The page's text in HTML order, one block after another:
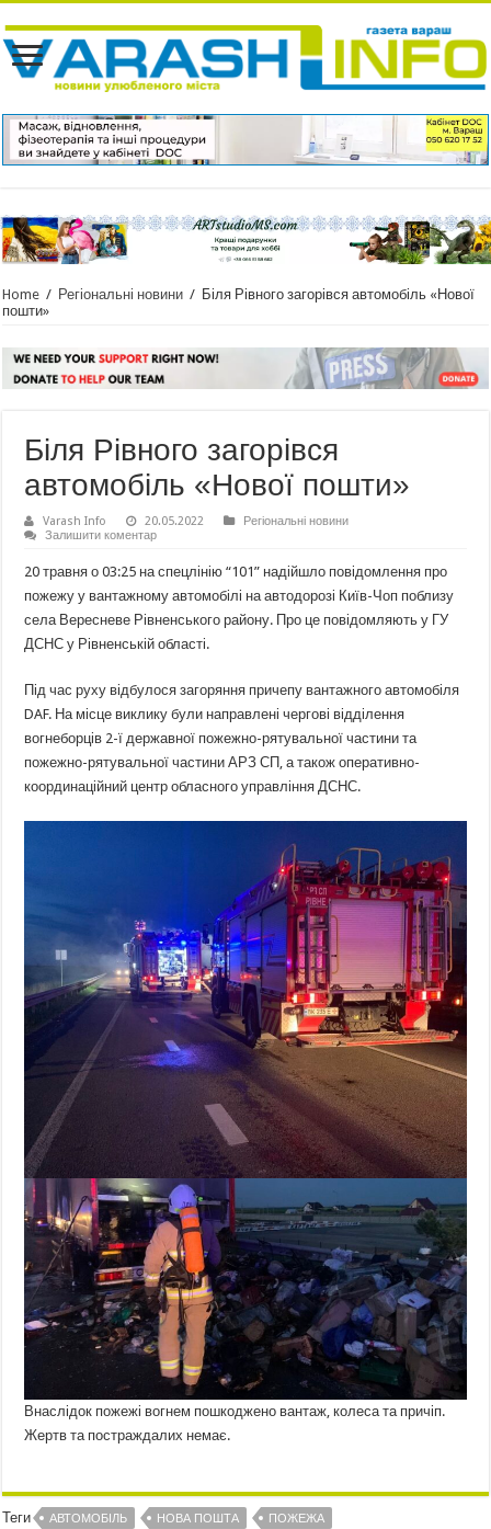
Home / Регіональні новини / Біля Рівного загорівся автомобіль «Нової
пошти»
Біля Рівного загорівся
автомобіль «Нової пошти»
Varash Info 20.05.2022
Регіональні новини
Залишити коментар
20 травня о 03:25 на спецлінію “101” надійшло повідомлення про
пожежу у вантажному автомобілі на автодорозі Київ-Чоп поблизу
села Вересневе Рівненського району. Про це повідомляють у ГУ
ДСНС у Рівненській області.
Під час руху відбулося загоряння причепу вантажного автомобіля
DAF. На місце виклику були направлені чергові відділення
вогнеборців 2-ї державної пожежно-рятувальної частини та
пожежно-рятувальної частини АРЗ СП, а також оперативно-
координаційний центр обласного управління ДСНС.
Внаслідок пожежі вогнем пошкоджено вантаж, колеса та причіп.
Жертв та постраждалих немає.
Теги АВТОМОБІЛЬ НОВА ПОШТА ПОЖЕЖА